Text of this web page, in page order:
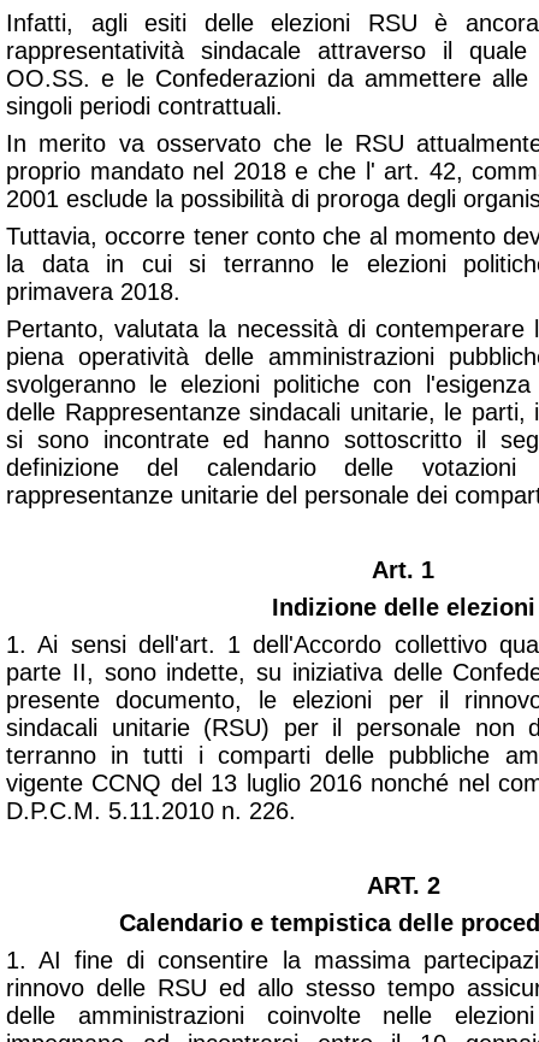
Infatti, agli esiti delle elezioni RSU è
rappresentatività sindacale attraverso il
OO.SS. e le Confederazioni da ammettere
singoli periodi contrattuali.
In merito va osservato che le RSU
proprio mandato nel 2018 e che l' art. 42,
2001 esclude la possibilità di proroga degli
Tuttavia, occorre tener conto che al momento
la data in cui si terranno le elezioni
primavera 2018.
Pertanto, valutata la necessità di contemperare
piena operatività delle amministrazioni
svolgeranno le elezioni politiche con
delle Rappresentanze sindacali unitarie, le
si sono incontrate ed hanno sottoscritto il
definizione del calendario delle
rappresentanze unitarie del personale dei
Art. 1
Indizione delle elezioni
1. Ai sensi dell'art. 1 dell'Accordo collettivo
parte II, sono indette, su iniziativa delle
presente documento, le elezioni per il
sindacali unitarie (RSU) per il personale non
terranno in tutti i comparti delle pubbliche
vigente CCNQ del 13 luglio 2016 nonché nel
D.P.C.M. 5.11.2010 n. 226.
ART. 2
Calendario e tempistica delle
1. AI fine di consentire la massima
rinnovo delle RSU ed allo stesso tempo
delle amministrazioni coinvolte nelle